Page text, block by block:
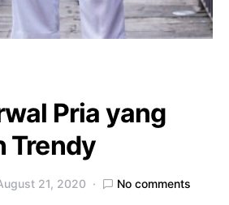
Pria yang
Trendy
21, 2020 No comments